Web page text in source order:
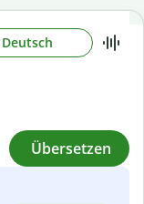
Deutsch
Übersetzen